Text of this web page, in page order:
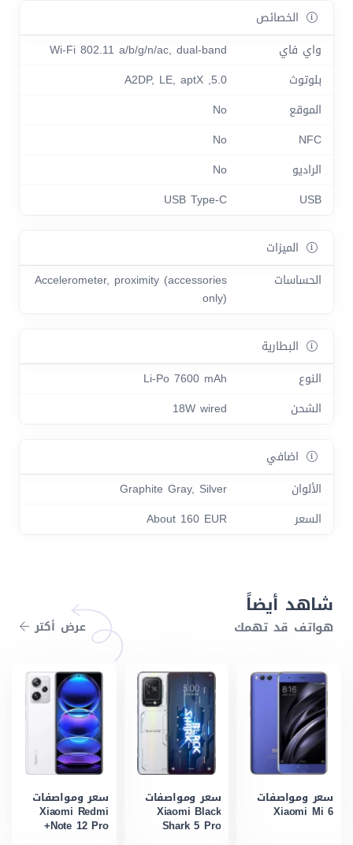
الخصائص
واي فاي
Wi-Fi 802.11 a/b/g/n/ac, dual-band
بلوتوث
5.0, A2DP, LE, aptX
الموقع
No
NFC
No
الراديو
No
USB
USB Type-C
الميزات
الحساسات
Accelerometer, proximity (accessories
only)
البطارية
النوع
Li-Po 7600 mAh
الشحن
18W wired
اضافي
الألوان
Graphite Gray, Silver
السعر
About 160 EUR
شاهد أيضاً
هواتف قد تهمك عرض أكتر
سعر ومواصفات
Xiaomi Mi 6
سعر ومواصفات
Xiaomi Black
Shark 5 Pro
سعر ومواصفات
Xiaomi Redmi
Note 12 Pro+